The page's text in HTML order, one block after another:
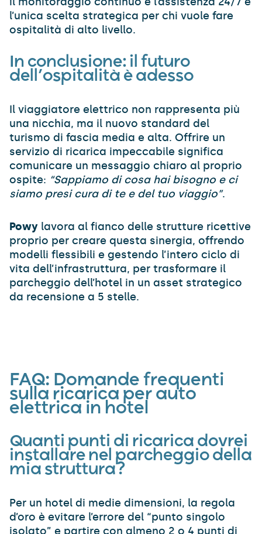
l’unica scelta strategica per chi vuole fare
ospitalità di alto livello.
In conclusione: il futuro
dell’ospitalità è adesso
Il viaggiatore elettrico non rappresenta più
una nicchia, ma il nuovo standard del
turismo di fascia media e alta. Offrire un
servizio di ricarica impeccabile significa
comunicare un messaggio chiaro al proprio
ospite: “Sappiamo di cosa hai bisogno e ci
siamo presi cura di te e del tuo viaggio”.
Powy lavora al fianco delle strutture ricettive
proprio per creare questa sinergia, offrendo
modelli flessibili e gestendo l’intero ciclo di
vita dell’infrastruttura, per trasformare il
parcheggio dell’hotel in un asset strategico
da recensione a 5 stelle.
FAQ: Domande frequenti
sulla ricarica per auto
elettrica in hotel
Quanti punti di ricarica dovrei
installare nel parcheggio della
mia struttura?
Per un hotel di medie dimensioni, la regola
d’oro è evitare l’errore del “punto singolo
isolato” e partire con almeno 2 o 4 punti di